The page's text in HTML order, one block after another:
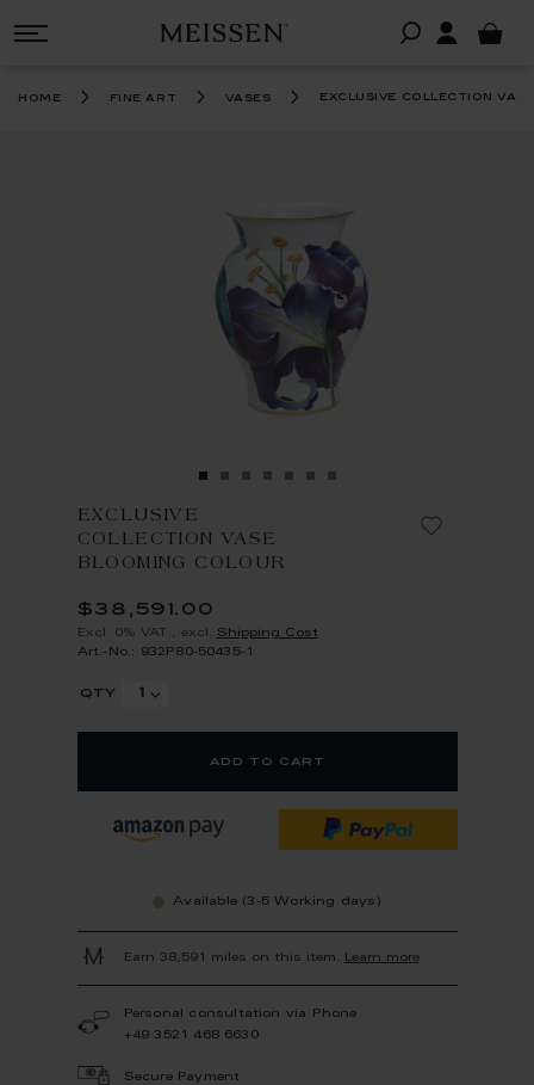
home fine art vases exclusive collection
EXCLUSIVE
COLLECTION VASE
BLOOMING COLOUR
$38,591.00
Excl. 0% VAT excl. Shipping Cost
Art.-No.: 932P80-50435-1
qty
add to cart
Available (3-5 Working days)
Earn 38,591 miles on this item. Learn more
Personal consultation via Phone
+49 3521 468 6630
Secure Payment